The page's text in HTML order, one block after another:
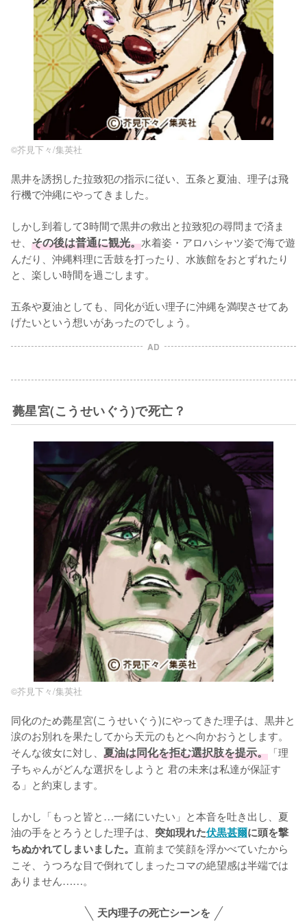
©︎芥見下々/集英社
黒井を誘拐した拉致犯の指示に従い、五条と夏油、理子は飛
行機で沖縄にやってきました。
しかし到着して3時間で黒井の救出と拉致犯の尋問まで済ま
せ、 その後は普通に観光。水着姿・アロハシャツ姿で海で遊
んだり、沖縄料理に舌鼓を打ったり、水族館をおとずれたり
と、楽しい時間を過ごします。
五条や夏油としても、同化が近い理子に沖縄を満喫させてあ
げたいという想いがあったのでしょう。
AD
薨星宮(こうせいぐう)で死亡？
©︎芥見下々/集英社
同化のため薨星宮(こうせいぐう)にやってきた理子は、黒井と
涙のお別れを果たしてから天元のもとへ向かおうとします。
そんな彼女に対し、 夏油は同化を拒む選択肢を提示。 「理
子ちゃんがどんな選択をしようと 君の未来は私達が保証す
る」と約束します。
しかし「もっと皆と…一緒にいたい」と本音を吐き出し、夏
油の手をとろうとした理子は、 突如現れた伏黒甚爾に頭を撃
ちぬかれてしまいました。 直前まで笑顔を浮かべていたから
こそ、うつろな目で倒れてしまったコマの絶望感は半端では
ありません……。
天内理子の死亡シーンを